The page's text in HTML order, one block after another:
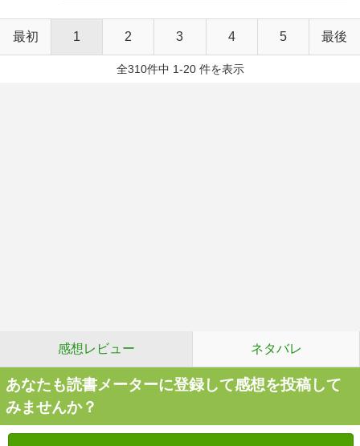
最初 1 2 3 4 5 最後
全310件中 1-20 件を表示
感想レビュー ネタバレ
あなたも読書メーターに登録して感想を投稿して
みませんか？